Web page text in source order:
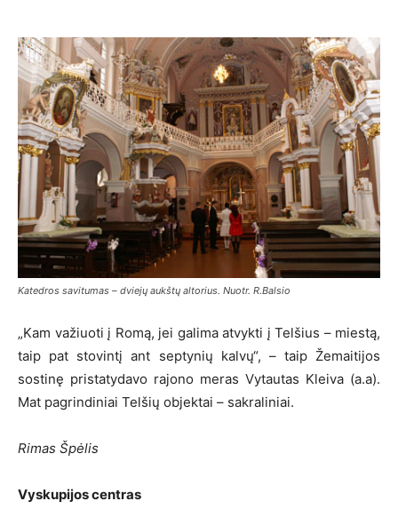
Katedros savitumas – dviejų aukštų altorius. Nuotr. R.Balsio
„Kam važiuoti į Romą, jei galima atvykti į Telšius – miestą,
taip pat stovintį ant septynių kalvų“, – taip Žemaitijos
sostinę pristatydavo rajono meras Vytautas Kleiva (a.a).
Mat pagrindiniai Telšių objektai – sakraliniai.
Rimas Špėlis
Vyskupijos centras